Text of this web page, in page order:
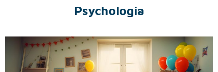
Psychologia